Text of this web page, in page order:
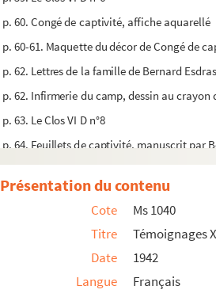
p. 60. Congé de captivité, affiche aquarellé
p. 60-61. Maquette du décor de Congé de
p. 62. Lettres de la famille de Bernard
p. 62. Infirmerie du camp, dessin au crayon
p. 63. Le Clos VI D n°8
p. 64. Feuillets de captivité, manuscrit par
p. 64. Portrait de Bernard Esdras-Gosse,
p. 65. Photographie de Bernard Esdras-
p. 67. Le Clos VI D n°9
p. 68-69. Feuillets de captivité, manuscrits
p. 69. Brochure de Pierre Elec
p. 70. Carte de Max Jacob
Présentation du contenu
Cote
Ms 1040
Titre
Témoignages
Date
1942
Langue
Français